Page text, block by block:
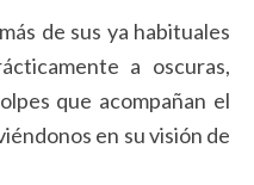
de sus ya habituales
a oscuras,
que acompañan el
en su visión de